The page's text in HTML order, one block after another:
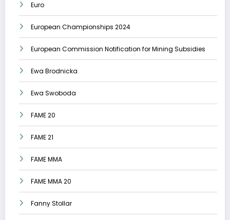
Euro
European Championships 2024
European Commission Notification for Mining Subsidies
Ewa Brodnicka
Ewa Swoboda
FAME 20
FAME 21
FAME MMA
FAME MMA 20
Fanny Stollar